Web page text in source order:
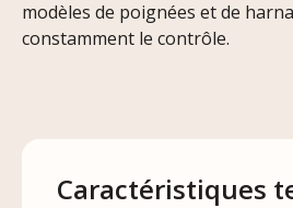
modèles de poignées et de
constamment le contrôle.
Caractéristiques